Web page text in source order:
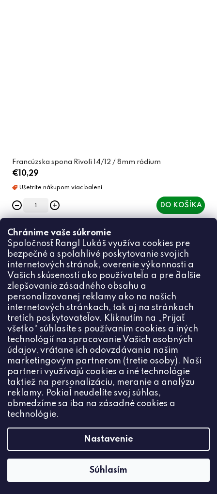
Chránime vaše súkromie
Spoločnosť Rangl Lukáš využíva cookies pre
bezpečné a spoľahlivé poskytovanie svojich
internetových stránok, overenie výkonnosti a
Vašich skúseností ako používateľa a pre ďalšie
zlepšovanie zásadného obsahu a
personalizovanej reklamy ako na našich
internetových stránkach, tak aj na stránkach
tretích poskytovateľov. Kliknutím na „Prijať
všetko“ súhlasíte s používaním cookies a iných
technológií na spracovanie Vašich osobných
údajov, vrátane ich odovzdávania našim
marketingovým partnerom (tretie osoby). Naši
partneri využívajú cookies a iné technológie
taktiež na personalizáciu, meranie a analýzu
reklamy. Pokiaľ neudelíte svoj súhlas,
obmedzíme sa iba na zásadné cookies a
technológie.
Nastavenie
Súhlasím
Francúzska spona Rivoli 14/12 / 8mm ródium
€10,29
DO KOŠÍKA
Francúzska spona Rivoli 8 / 12mm gold plating 24kt